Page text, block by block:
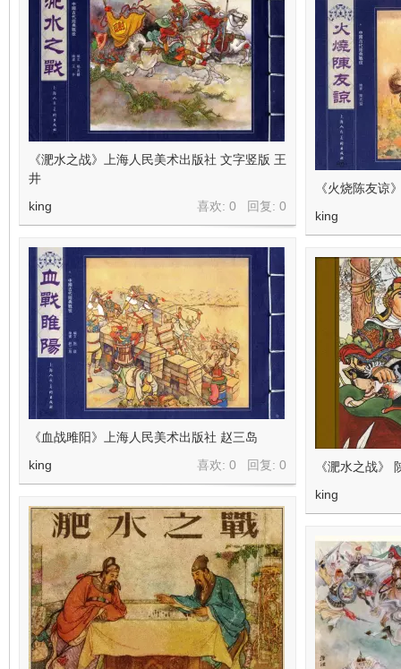
《淝水之战》上海人民美术出版社 文字竖版 王
井
喜欢: 0 回复: 0
king
《火烧陈友谅
king
《血战雎阳》上海人民美术出版社 赵三岛
喜欢: 0 回复: 0
king
《淝水之战》
king